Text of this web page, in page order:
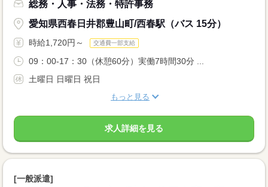
総務・人事・法務・特許事務
愛知県西春日井郡豊山町/西春駅（バス 15分）
時給1,720円～ 交通費一部支給
09：00-17：30（休憩60分）実働7時間30分 ...
土曜日 日曜日 祝日
もっと見る
求人詳細を見る
[一般派遣]